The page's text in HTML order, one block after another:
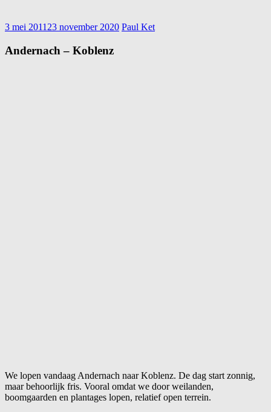
3 mei 2011 23 november 2020 Paul Ket
Andernach – Koblenz
We lopen vandaag Andernach naar Koblenz. De dag start zonnig,
maar behoorlijk fris. Vooral omdat we door weilanden,
boomgaarden en plantages lopen, relatief open terrein.